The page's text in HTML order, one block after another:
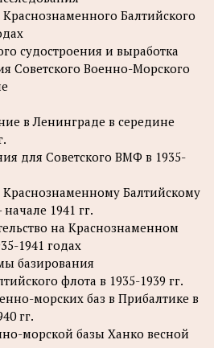
Краснознаменного Балтийского
судостроения и выработка
Советского Военно-Морского
в Ленинграде в середине
для Советского ВМФ в 1935-
Краснознаменному Балтийскому
1941 гг.
на Краснознаменном
1941 годах
базирования
флота в 1935-1939 гг.
морских баз в Прибалтике в
гг.
морской базы Ханко весной